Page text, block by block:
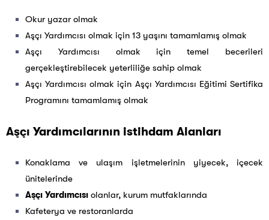
Okur yazar olmak
Aşçı Yardımcısı olmak için 13 yaşını tamamlamış olmak
Aşçı Yardımcısı olmak için temel becerileri
gerçekleştirebilecek yeterliliğe sahip olmak
Aşçı Yardımcısı olmak için Aşçı Yardımcısı Eğitimi Sertifika
Programını tamamlamış olmak
Aşçı Yardımcılarının istihdam Alanları
Konaklama ve ulaşım işletmelerinin yiyecek, içecek
ünitelerinde
Aşçı Yardımcısı olanlar, kurum mutfaklarında
Kafeterya ve restoranlarda